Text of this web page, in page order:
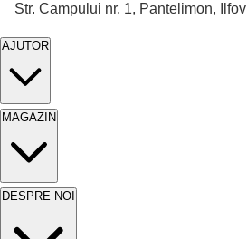
Str. Campului nr. 1, Pantelimon, Ilfov
AJUTOR
MAGAZIN
DESPRE NOI